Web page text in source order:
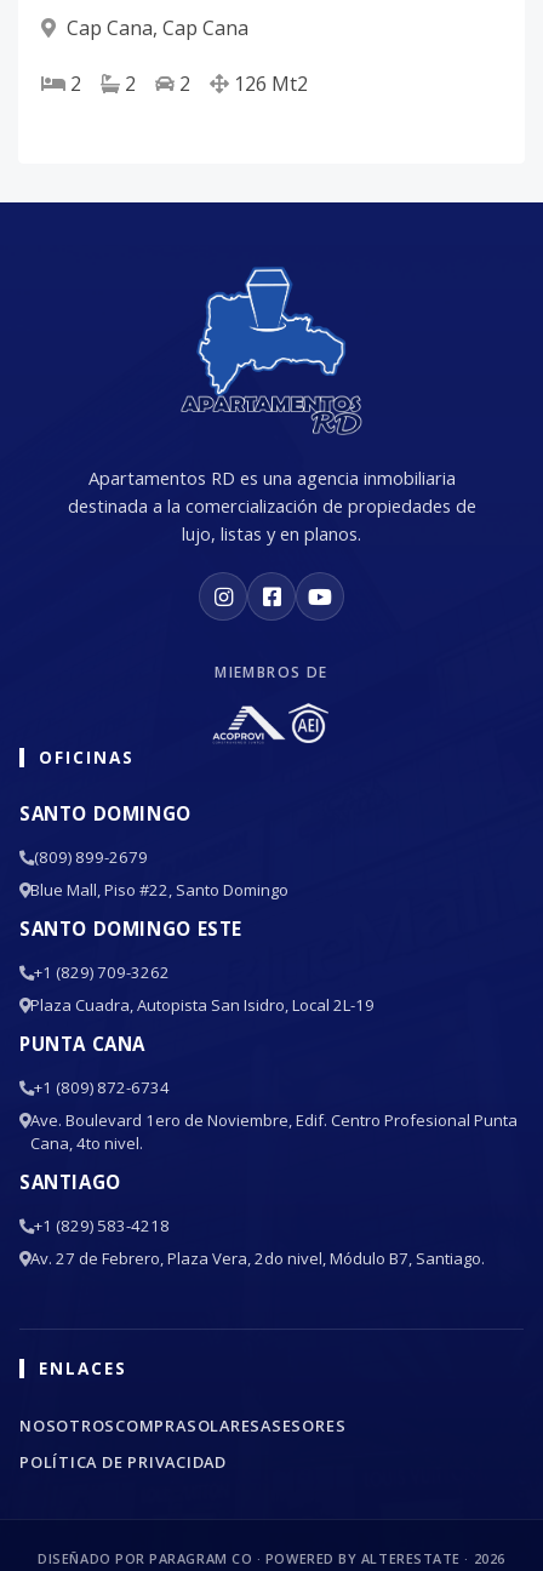
Cap Cana, Cap Cana
2 2 2 126 Mt2
Apartamentos RD es una agencia inmobiliaria
destinada a la comercialización de propiedades de
lujo, listas y en planos.
MIEMBROS DE
OFICINAS
SANTO DOMINGO
(809) 899-2679
Blue Mall, Piso #22, Santo Domingo
SANTO DOMINGO ESTE
+1 (829) 709-3262
Plaza Cuadra, Autopista San Isidro, Local 2L-19
PUNTA CANA
+1 (809) 872-6734
Ave. Boulevard 1ero de Noviembre, Edif. Centro Profesional Punta
Cana, 4to nivel.
SANTIAGO
+1 (829) 583-4218
Av. 27 de Febrero, Plaza Vera, 2do nivel, Módulo B7, Santiago.
ENLACES
NOSOTROSCOMPRASOLARESASESORES
POLÍTICA DE PRIVACIDAD
DISEÑADO POR PARAGRAM CO · POWERED BY ALTERESTATE · 2026